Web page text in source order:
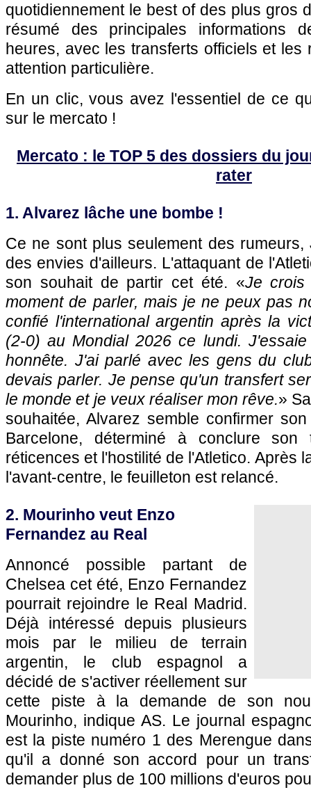
quotidiennement le best of des plus gros
résumé des principales informations
heures, avec les transferts officiels et les
attention particulière.
En un clic, vous avez l'essentiel de ce
sur le mercato !
Mercato : le TOP 5 des dossiers du
rater
1. Alvarez lâche une bombe !
Ce ne sont plus seulement des
des envies d'ailleurs. L'attaquant de
son souhait de partir cet été. «Je
moment de parler, mais je ne peux pas
confié l'international argentin après la
(2-0) au Mondial 2026 ce lundi.
honnête. J'ai parlé avec les gens du
devais parler. Je pense qu'un transfert
le monde et je veux réaliser mon rêve.»
souhaitée, Alvarez semble confirmer
Barcelone, déterminé à conclure son
réticences et l'hostilité de l'Atletico. Après
l'avant-centre, le feuilleton est relancé.
2. Mourinho veut Enzo
Fernandez au Real
Annoncé possible partant de
Chelsea cet été, Enzo Fernandez
pourrait rejoindre le Real Madrid.
Déjà intéressé depuis plusieurs
mois par le milieu de terrain
argentin, le club espagnol a
décidé de s'activer réellement sur
cette piste à la demande de son
Mourinho, indique AS. Le journal
est la piste numéro 1 des Merengue
qu'il a donné son accord pour un
demander plus de 100 millions d'euros